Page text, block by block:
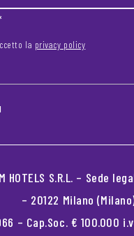
la privacy policy
S.R.L. – Sede
– 20122 Milano
– Cap.Soc. € 100.000